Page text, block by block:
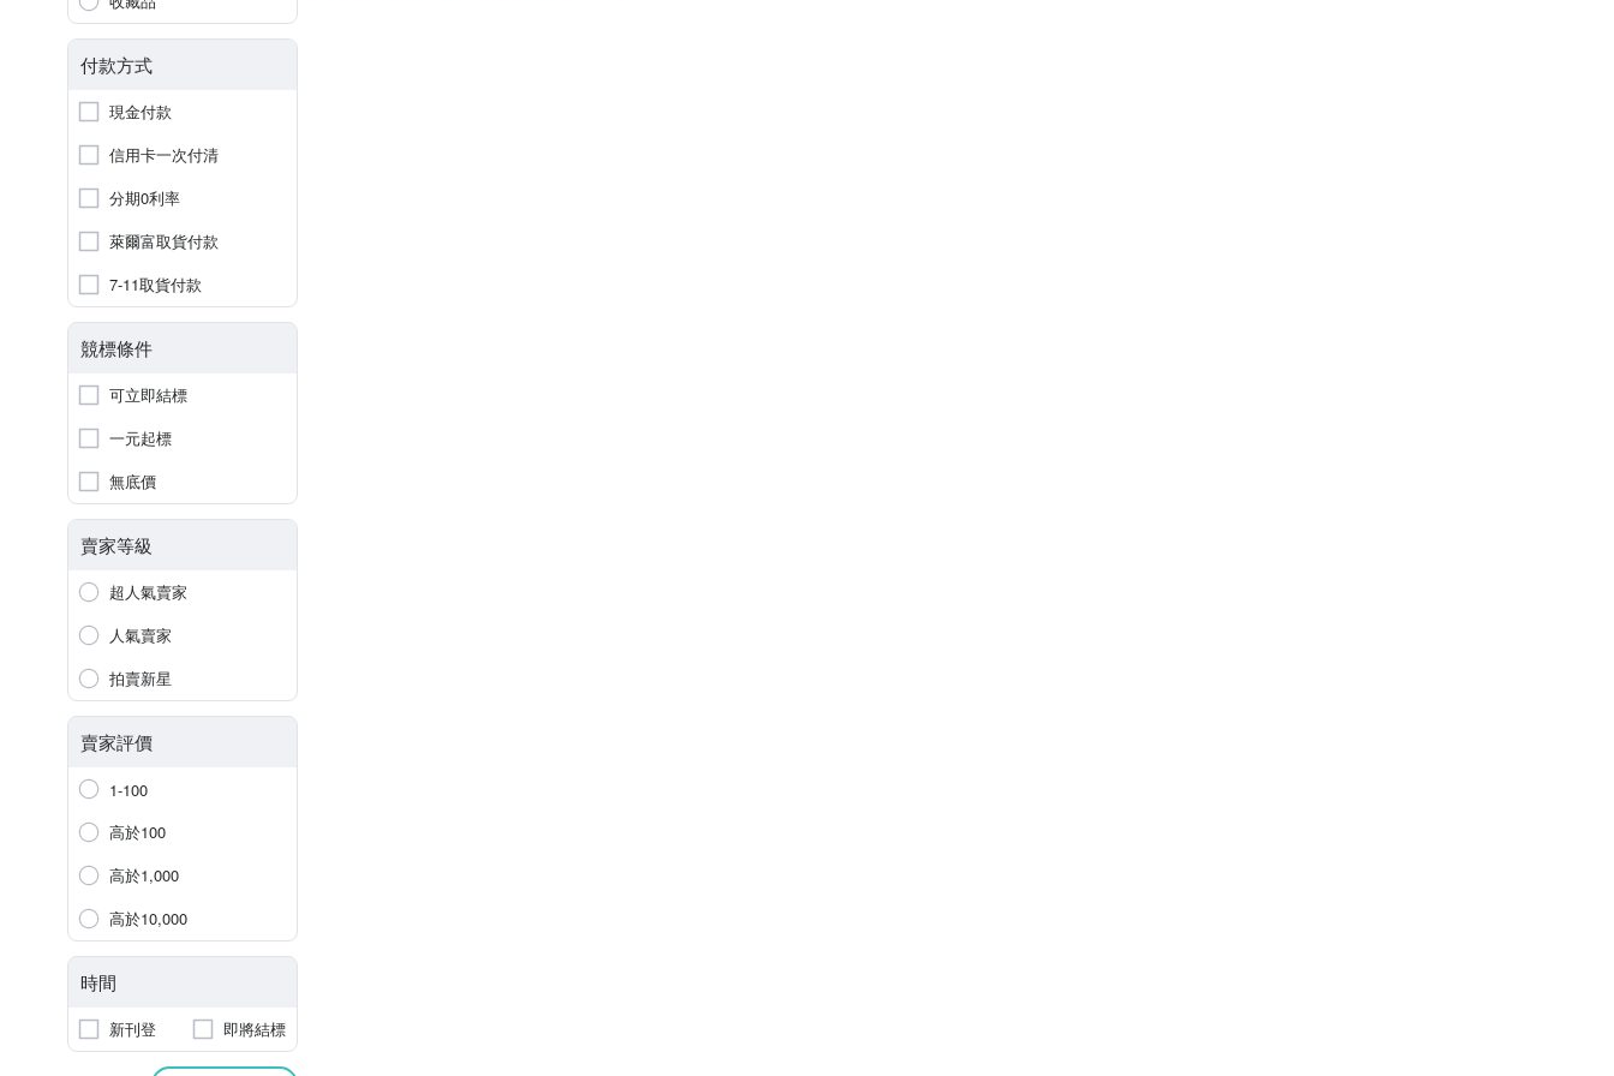
付款方式
現金付款
信用卡一次付清
分期0利率
萊爾富取貨付款
7-11取貨付款
競標條件
可立即結標
一元起標
無底價
賣家等級
超人氣賣家
人氣賣家
拍賣新星
賣家評價
1-100
高於100
高於1,000
高於10,000
時間
新刊登 即將結標